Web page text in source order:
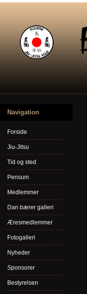
Navigation
Forside
Jiu-Jitsu
Tid og sted
Pensum
Medlemmer
Dan bærer galleri
Æresmedlemmer
Fotogalleri
Nyheder
Sponsorer
Bestyrelsen